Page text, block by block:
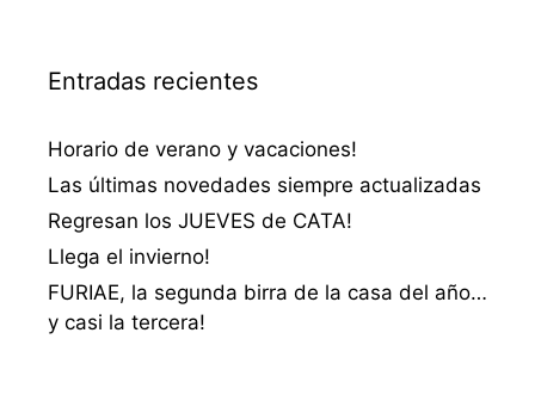
Entradas recientes
Horario de verano y vacaciones!
Las últimas novedades siempre actualizadas
Regresan los JUEVES de CATA!
Llega el invierno!
FURIAE, la segunda birra de la casa del año…
y casi la tercera!